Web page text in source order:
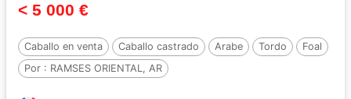
< 5 000 €
Caballo en venta Caballo castrado Arabe Tordo
Foal
Por : RAMSES ORIENTAL, AR